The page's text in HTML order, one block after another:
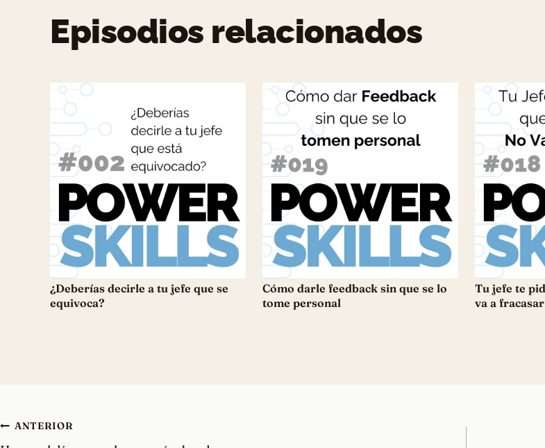
Episodios relacionados
¿Deberías decirle a tu jefe que se
equivoca?
Cómo darle feedback sin que se lo
tome personal
Tu jefe te
va a fracasar
Navegación
ANTERIOR